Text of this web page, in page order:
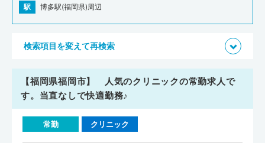
駅 博多駅(福岡県)周辺
検索項目を変えて再検索
【福岡県福岡市】 人気のクリニックの常勤求人で
す。当直なしで快適勤務♪
常勤 クリニック